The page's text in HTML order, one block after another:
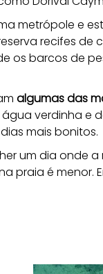
metrópole e
recifes de
os barcos de
algumas das
verdinha e
mais bonitos.
um dia onde
é menor.